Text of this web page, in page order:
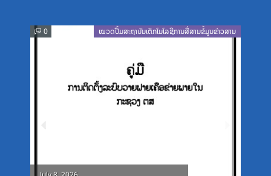
0 ໝວດປື້ມຄະນະໂຄສະນາອົບຮົມສູນກາງພັກ
0 ໝວດປື້ມຄະນະໂຄສະນາອົບຮົມສູນກາງພັກ
0 ໝວດປື້ມສະຖາບັນເຕັກໂນໂລຊີການສື່ສານຂໍ້ມູນຂ່າວສານ